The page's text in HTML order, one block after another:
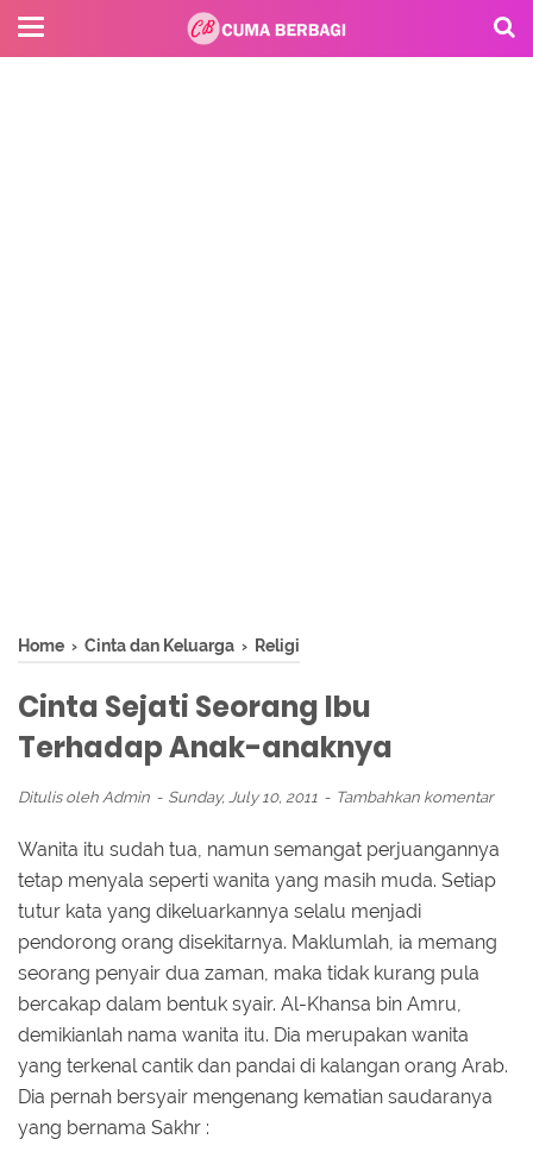
Home › Cinta dan Keluarga › Religi
Cinta Sejati Seorang Ibu
Terhadap Anak-anaknya
Ditulis oleh Admin Sunday, July 10, 2011 Tambahkan komentar
Wanita itu sudah tua, namun semangat perjuangannya
tetap menyala seperti wanita yang masih muda. Setiap
tutur kata yang dikeluarkannya selalu menjadi
pendorong orang disekitarnya. Maklumlah, ia memang
seorang penyair dua zaman, maka tidak kurang pula
bercakap dalam bentuk syair. Al-Khansa bin Amru,
demikianlah nama wanita itu. Dia merupakan wanita
yang terkenal cantik dan pandai di kalangan orang Arab.
Dia pernah bersyair mengenang kematian saudaranya
yang bernama Sakhr :